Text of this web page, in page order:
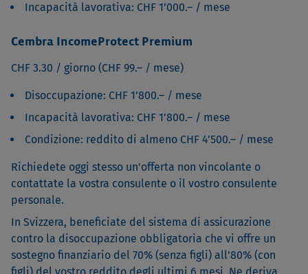
Incapacità lavorativa: CHF 1’000.– / mese
Cembra IncomeProtect Premium
CHF 3.30 / giorno (CHF 99.– / mese)
Disoccupazione: CHF 1’800.– / mese
Incapacità lavorativa: CHF 1’800.– / mese
Condizione: reddito di almeno CHF 4’500.– / mese
Richiedete oggi stesso un'offerta non vincolante o
contattate la vostra consulente o il vostro consulente
personale.
In Svizzera, beneficiate del sistema di assicurazione
contro la disoccupazione obbligatoria che vi offre un
sostegno finanziario del 70% (senza figli) all'80% (con